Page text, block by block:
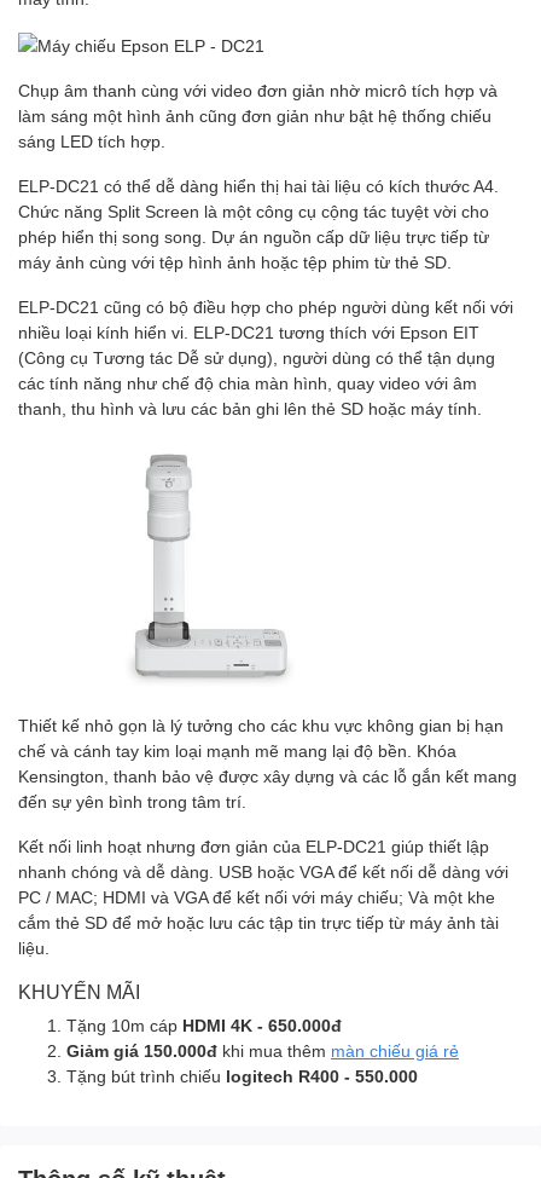
Chụp âm thanh cùng với video đơn giản nhờ micrô tích hợp và
làm sáng một hình ảnh cũng đơn giản như bật hệ thống chiếu
sáng LED tích hợp.
ELP-DC21 có thể dễ dàng hiển thị hai tài liệu có kích thước A4.
Chức năng Split Screen là một công cụ cộng tác tuyệt vời cho
phép hiển thị song song. Dự án nguồn cấp dữ liệu trực tiếp từ
máy ảnh cùng với tệp hình ảnh hoặc tệp phim từ thẻ SD.
ELP-DC21 cũng có bộ điều hợp cho phép người dùng kết nối với
nhiều loại kính hiển vi. ELP-DC21 tương thích với Epson EIT
(Công cụ Tương tác Dễ sử dụng), người dùng có thể tận dụng
các tính năng như chế độ chia màn hình, quay video với âm
thanh, thu hình và lưu các bản ghi lên thẻ SD hoặc máy tính.
Thiết kế nhỏ gọn là lý tưởng cho các khu vực không gian bị hạn
chế và cánh tay kim loại mạnh mẽ mang lại độ bền. Khóa
Kensington, thanh bảo vệ được xây dựng và các lỗ gắn kết mang
đến sự yên bình trong tâm trí.
Kết nối linh hoạt nhưng đơn giản của ELP-DC21 giúp thiết lập
nhanh chóng và dễ dàng. USB hoặc VGA để kết nối dễ dàng với
PC / MAC; HDMI và VGA để kết nối với máy chiếu; Và một khe
cắm thẻ SD để mở hoặc lưu các tập tin trực tiếp từ máy ảnh tài
liệu.
KHUYẾN MÃI
Tặng 10m cáp HDMI 4K - 650.000đ
Giảm giá 150.000đ khi mua thêm màn chiếu giá rẻ
Tặng bút trình chiếu logitech R400 - 550.000